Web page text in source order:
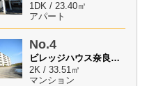
1DK / 23.40㎡
アパート
No.4
ビレッジハウス奈良部2号棟
2K / 33.51㎡
マンション